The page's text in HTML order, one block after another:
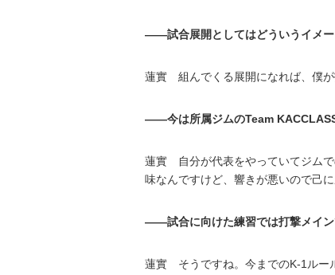
――試合展開としてはどういうイメー
蓮實 組んでくる展開になれば、僕が
――今は所属ジムのTeam
蓮實 自分が代表をやっていてジムで
味なんですけど、響きが悪いので己
――試合に向けた練習では打撃メイン
蓮實 そうですね。今までのK-1ルー